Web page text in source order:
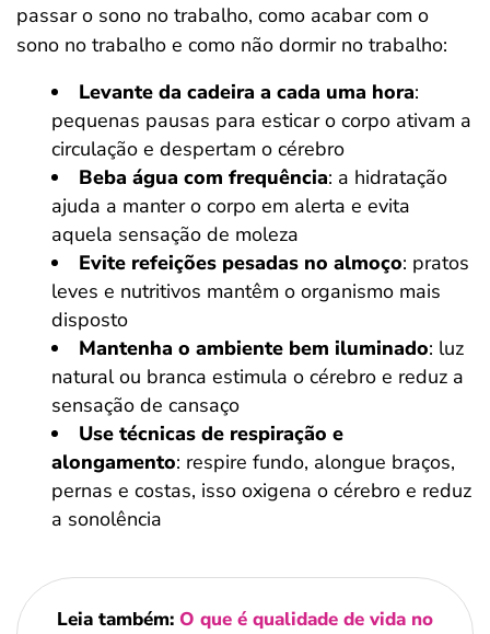
passar o sono no trabalho, como acabar com o
sono no trabalho e como não dormir no trabalho:
Levante da cadeira a cada uma hora:
pequenas pausas para esticar o corpo ativam a
circulação e despertam o cérebro
Beba água com frequência: a hidratação
ajuda a manter o corpo em alerta e evita
aquela sensação de moleza
Evite refeições pesadas no almoço: pratos
leves e nutritivos mantêm o organismo mais
disposto
Mantenha o ambiente bem iluminado: luz
natural ou branca estimula o cérebro e reduz a
sensação de cansaço
Use técnicas de respiração e
alongamento: respire fundo, alongue braços,
pernas e costas, isso oxigena o cérebro e reduz
a sonolência
Leia também: O que é qualidade de vida no